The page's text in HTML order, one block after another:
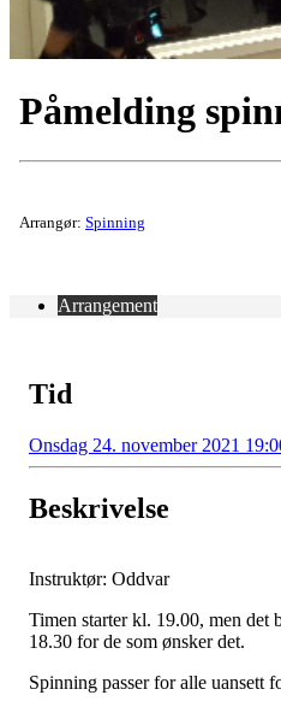
Påmelding
Arrangør: Spinning
Arrangement
Tid
Onsdag 24. november 2021
Beskrivelse
Instruktør: Oddvar
Timen starter kl. 19.00, men
18.30 for de som ønsker det.
Spinning passer for alle uansett